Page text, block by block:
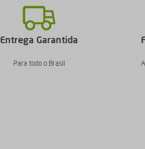
Entrega Garantida
Para todo o Brasil